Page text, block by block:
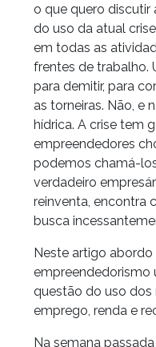
o que quero discutir
do uso da atual
em todas as
frentes de trabalho.
para demitir, para
as torneiras. Não, e
hídrica. A crise tem
empreendedores
podemos chamá-
verdadeiro
reinventa, encontra
busca
Neste artigo
empreendedorismo
questão do uso dos
emprego, renda e
Na semana